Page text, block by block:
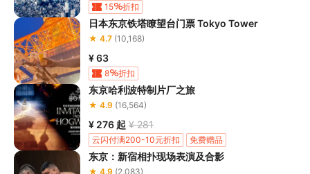
15 折扣
日本东京铁塔瞭望台门票 Tokyo Tower
★ 4.7 (10,168)
¥ 63
8 折扣
东京哈利波特制片厂之旅
★ 4.9 (16,564)
¥ 276 起 ¥ 281
云闪付满200-10元折扣 免费赠品
东京：新宿相扑现场表演及合影
★ 4.9 (2,083)